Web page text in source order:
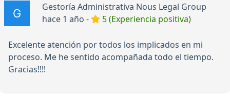
Gestoría Administrativa Nous Legal Group
hace 1 año -
5 (Experiencia positiva)
Excelente atención por todos los implicados en mi
proceso. Me he sentido acompañada todo el tiempo.
Gracias!!!!